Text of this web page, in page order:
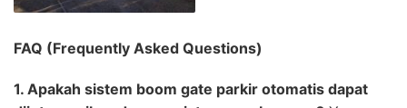
FAQ (Frequently Asked Questions)
1. Apakah sistem boom gate parkir otomatis dapat